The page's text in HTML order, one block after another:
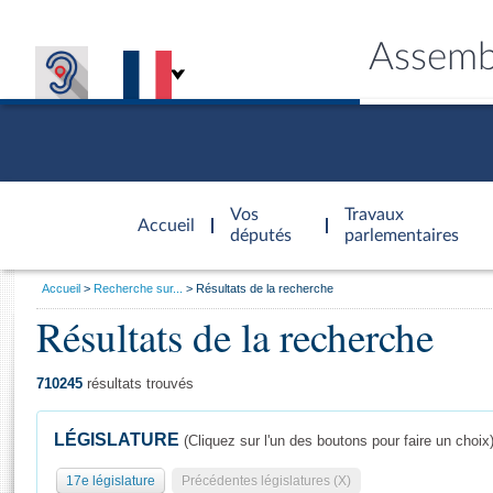
Accueil
d'accueil
Vos
députés
Travaux
parlementaires
Général
Vous
Accueil Recherche sur... Résultats de la recherche
Résultats de la recherche
710245 résultats trouvés
LÉGISLATURE (Cliquez sur l'un des boutons pour faire un choix)
17e législature Précédentes législatures (X)